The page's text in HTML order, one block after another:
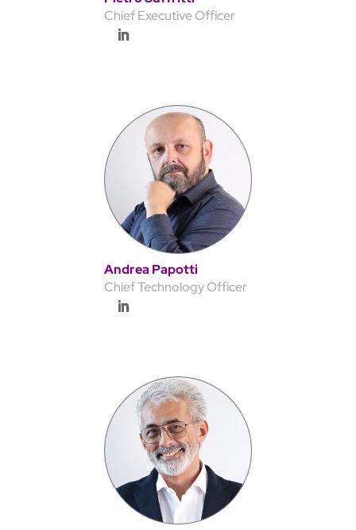
Chief Executive Officer
Andrea Papotti
Chief Technology Officer